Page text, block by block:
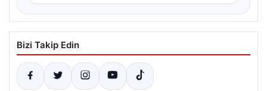
Bizi Takip Edin